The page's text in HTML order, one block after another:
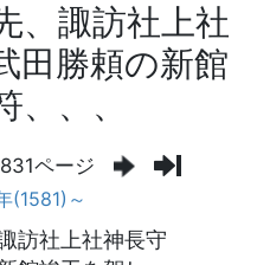
諏訪社上社
田勝頼の新館
、、
ページ